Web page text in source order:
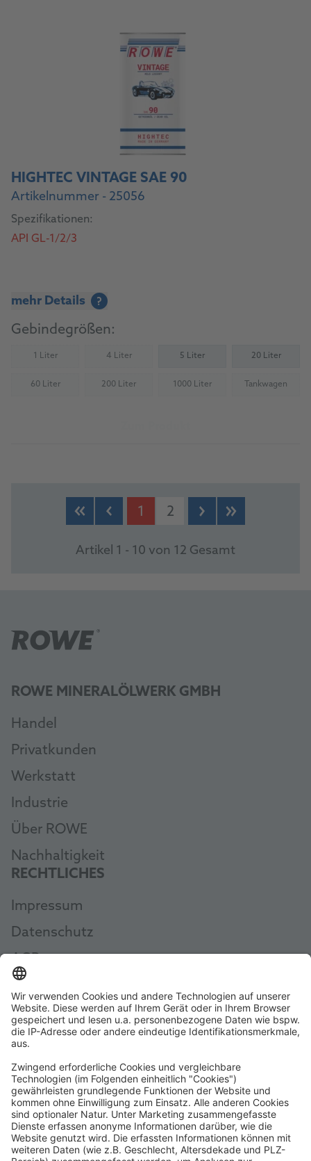
HIGHTEC VINTAGE SAE 90
Artikelnummer - 25056
Spezifikationen:
API GL-1/2/3
mehr Details ?
Gebindegrößen:
1 Liter(Nicht verfügbar) 4 Liter
(Nicht verfügbar)5 Liter 20 Liter
60 Liter
(Nicht verfügbar)200 Liter(Nicht verfügbar)1000 Liter(Nicht verfügbar)Tankwagen
(Nicht
1 2
Artikel 1 - 10 von 12 Gesamt
ROWE MINERALÖLWERK GMBH
Handel
Privatkunden
Werkstatt
Industrie
Über ROWE
Nachhaltigkeit
RECHTLICHES
Impressum
Datenschutz
AGB
Widerruf erklären
AEB
Whistleblowing
Code of Conduct
Erklärung zur Barrierefreiheit
ROWE SOCIAL